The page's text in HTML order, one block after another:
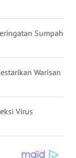
Sumpah
Warisan
Virus